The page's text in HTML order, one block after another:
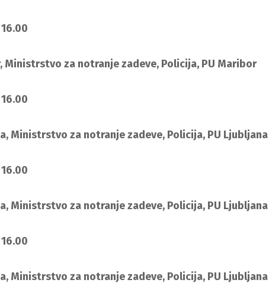
Ministrstvo za notranje zadeve, Policija, PU Maribor
Ministrstvo za notranje zadeve, Policija, PU Ljubljana
Ministrstvo za notranje zadeve, Policija, PU Ljubljana
Ministrstvo za notranje zadeve, Policija, PU Ljubljana